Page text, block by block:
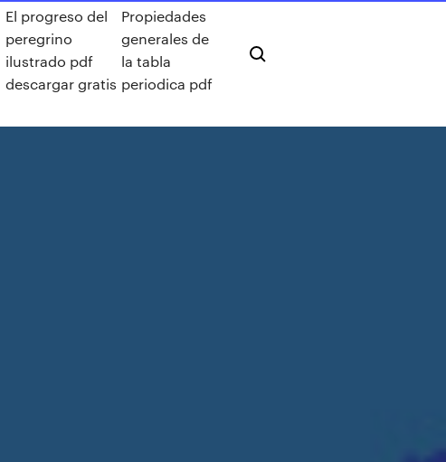
El progreso del
peregrino
ilustrado pdf
descargar gratis
Propiedades
generales de
la tabla
periodica pdf